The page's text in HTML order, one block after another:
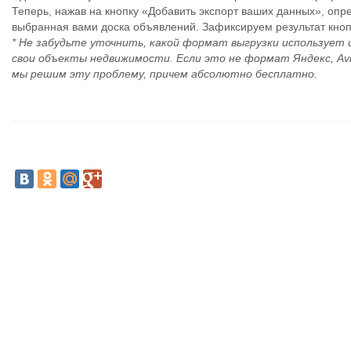
Теперь, нажав на кнопку «Добавить экспорт ваших данных»,
выбранная вами доска объявлений. Зафиксируем результат
* Не забудьте уточнить, какой формат выгрузки
свои объекты недвижимости. Если это не формат Яндекс,
мы решим эту проблему, причем абсолютно бесплатно.